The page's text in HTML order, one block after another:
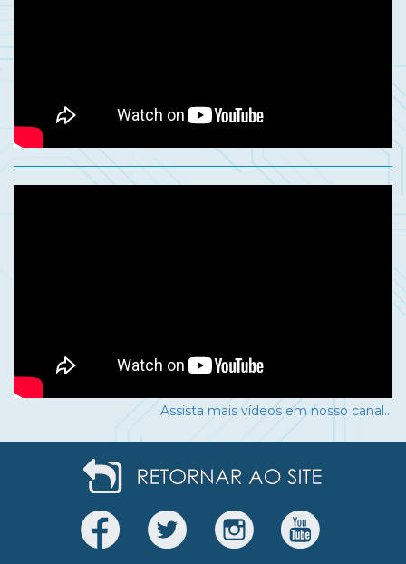
Assista mais vídeos em nosso canal...